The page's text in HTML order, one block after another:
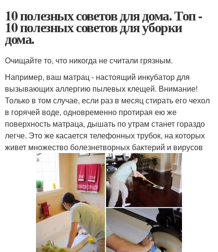
10 полезных советов для дома. Топ -
10 полезных советов для уборки
дома.
Очищайте то, что никогда не считали грязным.
Например, ваш матрац - настоящий инкубатор для
вызывающих аллергию пылевых клещей. Внимание!
Только в том случае, если раз в месяц стирать его чехол
в горячей воде, одновременно протирая ею же
поверхность матраца, дышать по утрам станет гораздо
легче. Это же касается телефонных трубок, на которых
живет множество болезнетворных бактерий и вирусов